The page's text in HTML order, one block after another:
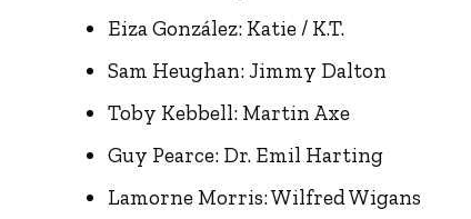
Eiza González: Katie / K.T.
Sam Heughan: Jimmy Dalton
Toby Kebbell: Martin Axe
Guy Pearce: Dr. Emil Harting
Lamorne Morris: Wilfred Wigans